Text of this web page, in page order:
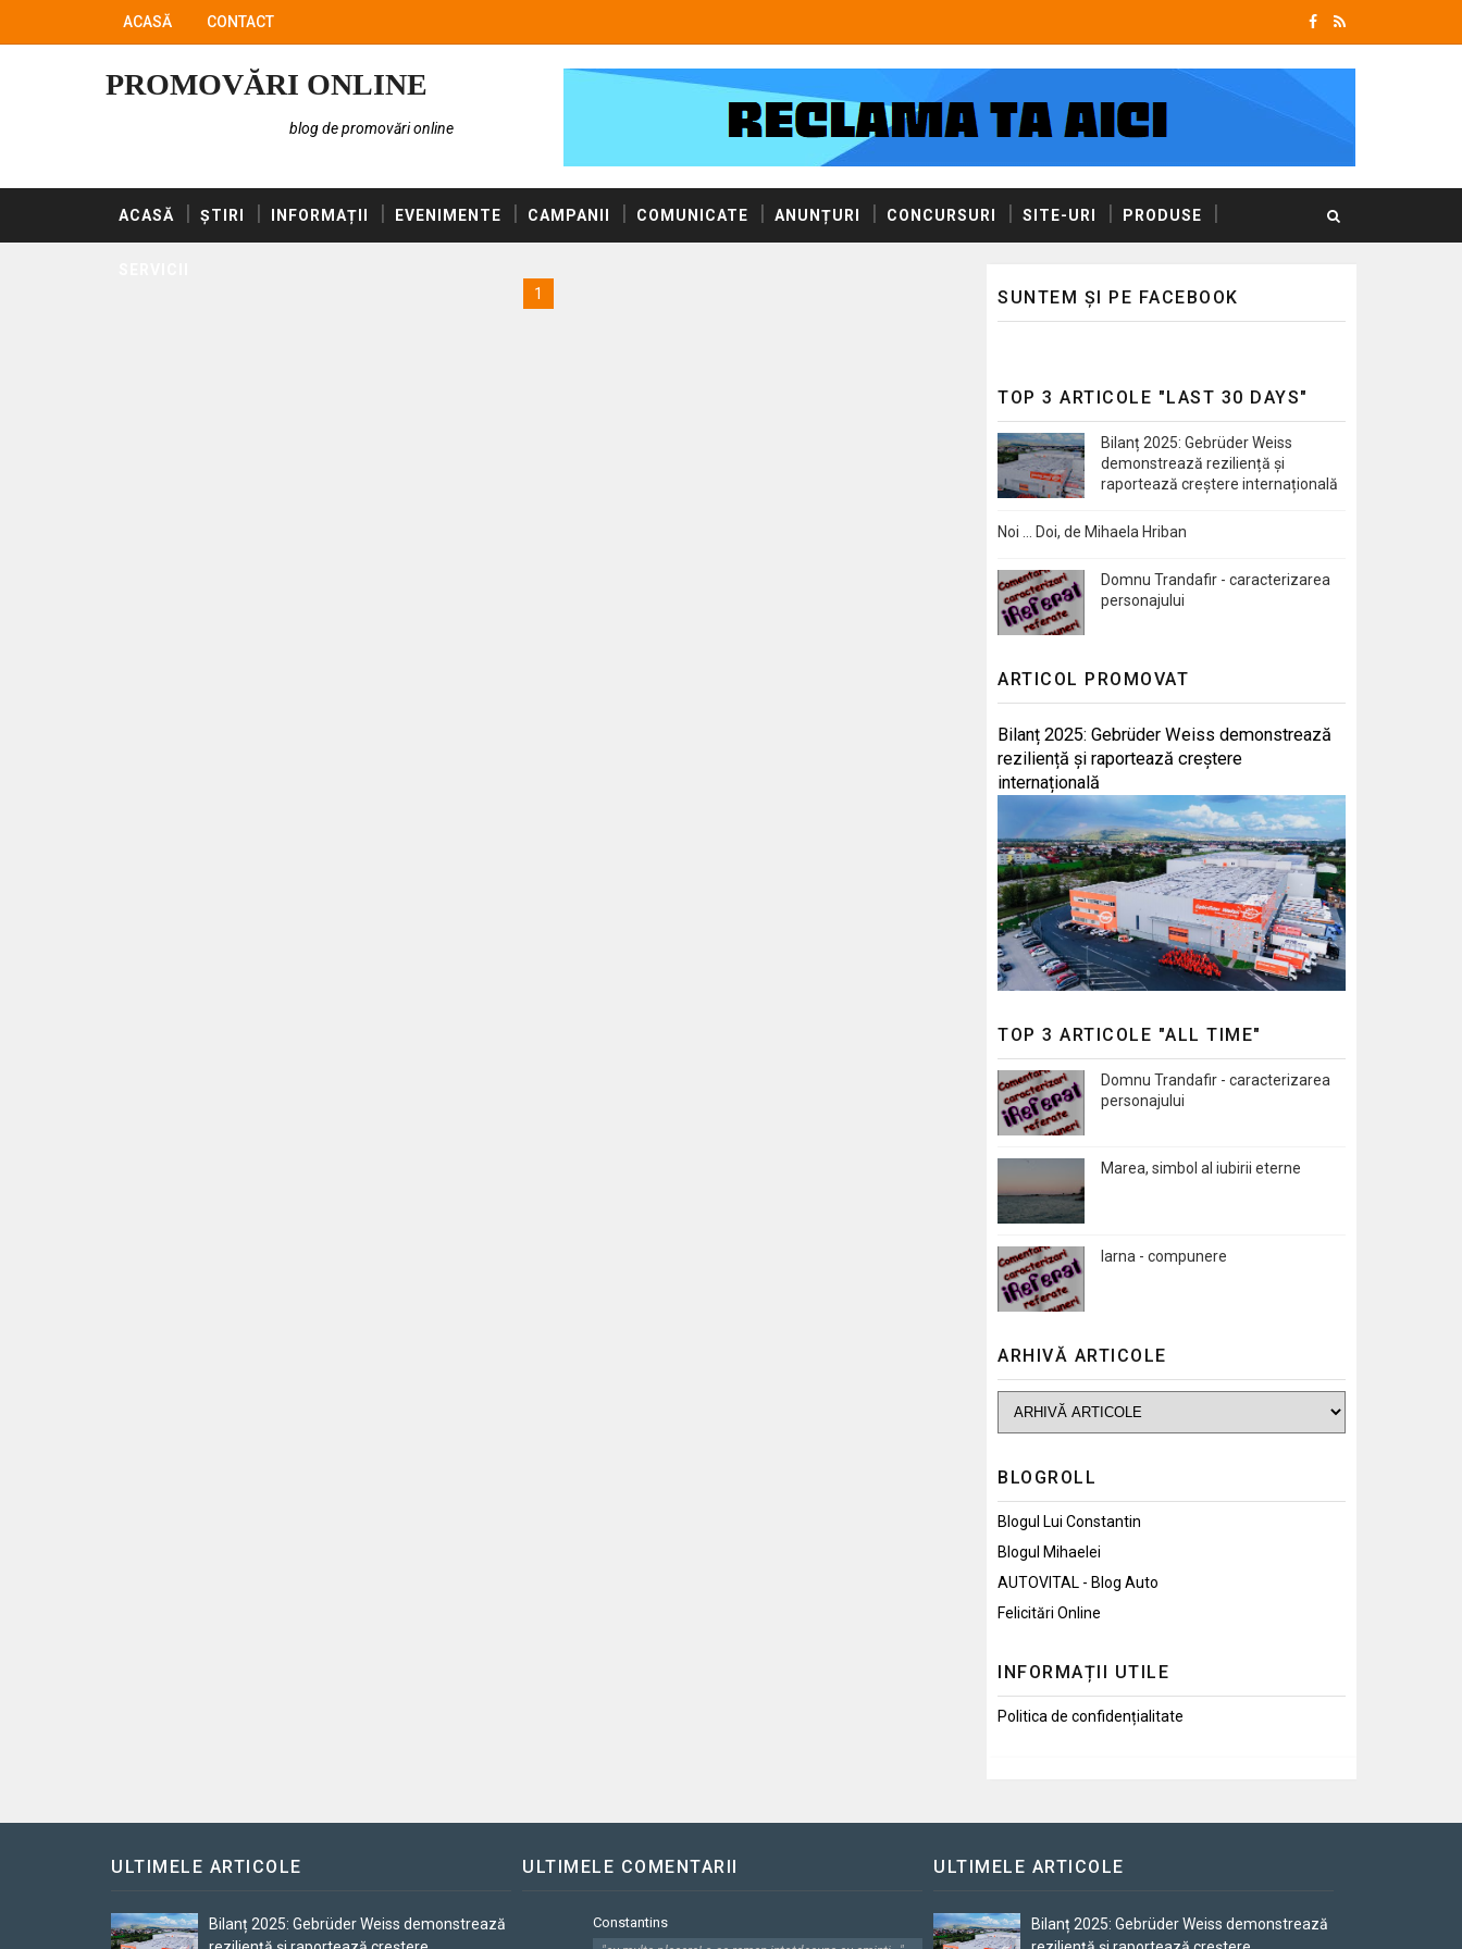
ACASĂ CONTACT
PROMOVĂRI ONLINE
blog de promovări online
ACASĂ ȘTIRI INFORMAȚII EVENIMENTE CAMPANII COMUNICATE ANUNȚURI CONCURSURI SITE-URI PRODUSE
1
SUNTEM ȘI PE FACEBOOK
TOP 3 ARTICOLE "LAST 30 DAYS"
Bilanț 2025: Gebrüder Weiss
demonstrează reziliență și
raportează creștere internațională
Noi … Doi, de Mihaela Hriban
Domnu Trandafir - caracterizarea
personajului
ARTICOL PROMOVAT
Bilanț 2025: Gebrüder Weiss demonstrează
reziliență și raportează creștere
internațională
TOP 3 ARTICOLE "ALL TIME"
Domnu Trandafir - caracterizarea
personajului
Marea, simbol al iubirii eterne
Iarna - compunere
ARHIVĂ ARTICOLE
BLOGROLL
Blogul Lui Constantin
Blogul Mihaelei
AUTOVITAL - Blog Auto
Felicitări Online
INFORMAȚII UTILE
Politica de confidențialitate
ULTIMELE ARTICOLE
Bilanț 2025: Gebrüder Weiss demonstrează
ULTIMELE COMENTARII
Constantins
ULTIMELE ARTICOLE
Bilanț 2025: Gebrüder Weiss demonstrează